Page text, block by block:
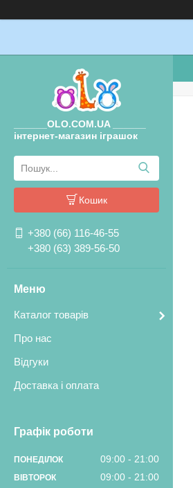
______OLO.COM.UA ______
інтернет-магазин іграшок
Кошик
+380 (66) 116-46-55
+380 (63) 389-56-50
Каталог товарів
Про нас
Відгуки
Доставка і оплата
Графік роботи
ПОНЕДІЛОК 09:00 21:00
ВІВТОРОК 09:00 21:00